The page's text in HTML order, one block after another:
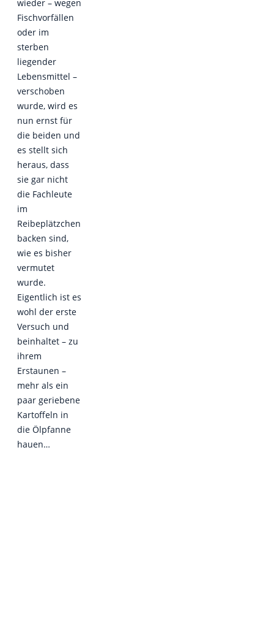
wieder – wegen
Fischvorfällen
oder im
sterben
liegender
Lebensmittel –
verschoben
wurde, wird es
nun ernst für
die beiden und
es stellt sich
heraus, dass
sie gar nicht
die Fachleute
im
Reibeplätzchen
backen sind,
wie es bisher
vermutet
wurde.
Eigentlich ist es
wohl der erste
Versuch und
beinhaltet – zu
ihrem
Erstaunen –
mehr als ein
paar geriebene
Kartoffeln in
die Ölpfanne
hauen…